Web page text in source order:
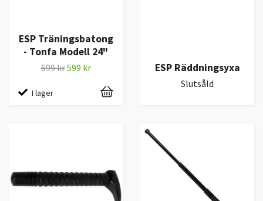
ESP Träningsbatong
- Tonfa Modell 24"
699 kr599 kr
I lager
ESP Räddningsyxa
Slutsåld